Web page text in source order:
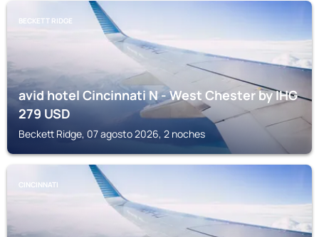
BECKETT RIDGE
avid hotel Cincinnati N - West Chester by IHG
279USD
Beckett Ridge, 07 agosto 2026, 2 noches
CINCINNATI